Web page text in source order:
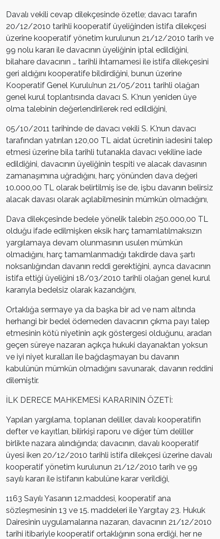
Davalı vekili cevap dilekçesinde özetle; davacı tarafın
20/12/2010 tarihli kooperatif üyeliğinden istifa dilekçesi
üzerine kooperatif yönetim kurulunun 21/12/2010 tarih ve
99 nolu kararı ile davacının üyeliğinin iptal edildiğini,
bilahare davacının … tarihli ihtarnamesi ile istifa dilekçesini
geri aldığını kooperatife bildirdiğini, bunun üzerine
Kooperatif Genel Kurulu’nun 21/05/2011 tarihli olağan
genel kurul toplantısında davacı S. K.’nun yeniden üye
olma talebinin değerlendirilerek red edildiğini,
05/10/2011 tarihinde de davacı vekili S. K.’nun davacı
tarafından yatırılan 120,00 TL aidat ücretinin iadesini talep
etmesi üzerine bila tarihli tutanakla davacı vekiline iade
edildiğini, davacının üyeliğinin tespiti ve alacak davasının
zamanaşımına uğradığını, harç yönünden dava değeri
10.000,00 TL olarak belirtilmiş ise de, işbu davanın belirsiz
alacak davası olarak açılabilmesinin mümkün olmadığını,
Dava dilekçesinde bedele yönelik talebin 250.000,00 TL
olduğu ifade edilmişken eksik harç tamamlatılmaksızın
yargılamaya devam olunmasının usulen mümkün
olmadığını, harç tamamlanmadığı takdirde dava şartı
noksanlığından davanın reddi gerektiğini, ayrıca davacının
istifa ettiği üyeliğini 18/03/2010 tarihli olağan genel kurul
kararıyla bedelsiz olarak kazandığını,
Ortaklığa sermaye ya da başka bir ad ve nam altında
herhangi bir bedel ödemeden davacının çıkma payı talep
etmesinin kötü niyetinin açık göstergesi olduğunu, aradan
geçen süreye nazaran açıkça hukuki dayanaktan yoksun
ve iyi niyet kuralları ile bağdaşmayan bu davanın
kabulünün mümkün olmadığını savunarak, davanın reddini
dilemiştir.
İLK DERECE MAHKEMESİ KARARININ ÖZETİ:
Yapılan yargılama, toplanan deliller, davalı kooperatifin
defter ve kayıtları, bilirkişi raporu ve diğer tüm deliller
birlikte nazara alındığında; davacının, davalı kooperatif
üyesi iken 20/12/2010 tarihli istifa dilekçesi üzerine davalı
kooperatif yönetim kurulunun 21/12/2010 tarih ve 99
sayılı kararı ile istifanın kabulüne karar verildiği,
1163 Sayılı Yasanın 12.maddesi, kooperatif ana
sözleşmesinin 13 ve 15. maddeleri ile Yargıtay 23. Hukuk
Dairesinin uygulamalarına nazaran, davacının 21/12/2010
tarihi itibariyle kooperatif ortaklığının sona erdiği, her ne